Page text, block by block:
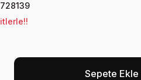
Sepete Ekle